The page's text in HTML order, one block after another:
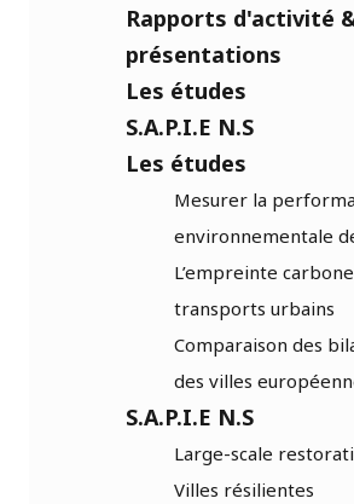
Rapports d'activité
présentations
Les études
S.A.P.I.E N.S
Les études
Mesurer la
environnementale
L’empreinte
transports urbains
Comparaison des
des villes
S.A.P.I.E N.S
Large-scale
Villes résilientes